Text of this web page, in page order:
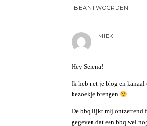
BEANTWOORDEN
MIEK
Hey Serena!
Ik heb net je blog en kanaal
bezoekje brengen
De bbq lijkt mij ontzettend
gegeven dat een bbq wel